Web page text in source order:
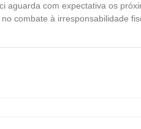
aguarda com expectativa os
combate à irresponsabilidade